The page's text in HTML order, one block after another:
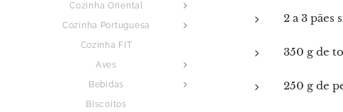
Cozinha Oriental
Cozinha Portuguesa
Cozinha FIT
Aves
Bebidas
Biscoitos
2 a 3 pães
350 g de
250 g de